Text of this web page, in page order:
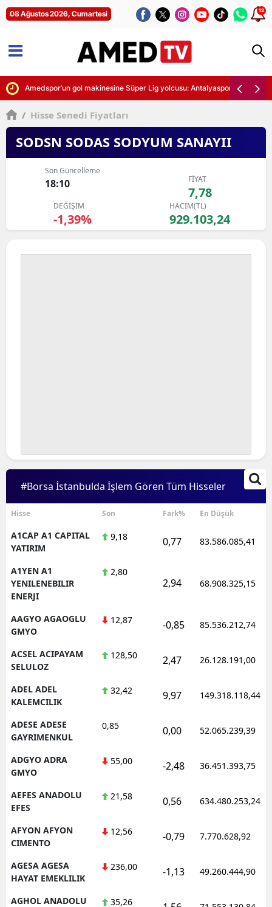
08 Ağustos 2026, Cumartesi 12
yer alacak
Amedspor’un gol makinesine Süper Lig yolcusu: Antalyaspor’da Diagne
/ Hisse Senedi Fiyatları
SODSN SODAS SODYUM SANAYII
Son Güncelleme
18:10 FİYAT
7,78
DEĞİŞİM
-1,39%
HACİM(TL)
929.103,24
#Borsa İstanbulda İşlem Gören Tüm Hisseler
Hisse Son Fark% En Düşük
A1CAP A1 CAPITAL
YATIRIM
9,18 0,77 83.586.085,41
A1YEN A1
YENILENEBILIR
ENERJI
2,80
2,94 68.908.325,15
AAGYO AGAOGLU
GMYO
12,87 -0,85 85.536.212,74
ACSEL ACIPAYAM
SELULOZ
128,50 2,47 26.128.191,00
ADEL ADEL
KALEMCILIK
32,42 9,97 149.318.118,44
ADESE ADESE
GAYRIMENKUL
0,85 0,00 52.065.239,39
ADGYO ADRA
GMYO
55,00 -2,48 36.451.393,75
AEFES ANADOLU
EFES
21,58 0,56 634.480.253,24
AFYON AFYON
CIMENTO
12,56 -0,79 7.770.628,92
AGESA AGESA
HAYAT EMEKLILIK
236,00 -1,13 49.260.444,90
AGHOL ANADOLU
35,26